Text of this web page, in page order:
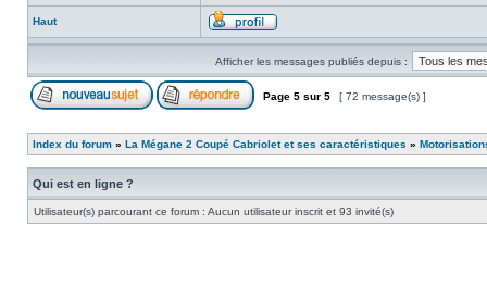
Haut
Afficher les messages publiés depuis :
Page 5 sur 5 [ 72 message(s) ]
Index du forum » La Mégane 2 Coupé Cabriolet et ses caractéristiques »
Qui est en ligne ?
Utilisateur(s) parcourant ce forum : Aucun utilisateur inscrit et 93 invité(s)